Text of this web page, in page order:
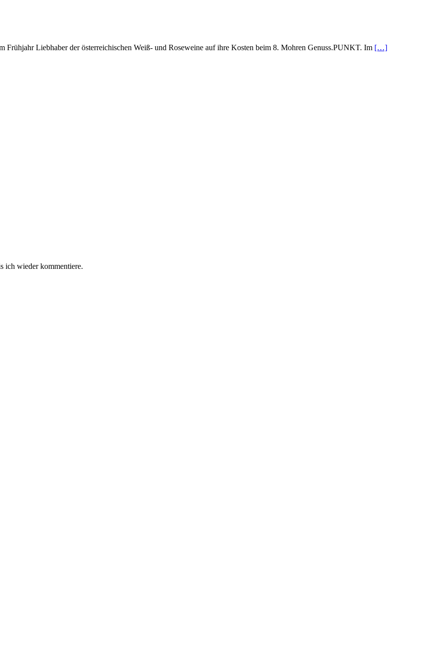
Liebhaber der österreichischen Weiß- und Roseweine auf ihre Kosten beim 8. Mohren Genuss.PUNKT. Im […]
ich wieder kommentiere.